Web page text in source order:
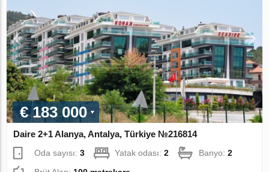
€ 183 000
Daire 2+1 Alanya, Antalya, Türkiye №216814
Oda sayısı:3 Yatak odası:2 Banyo:2